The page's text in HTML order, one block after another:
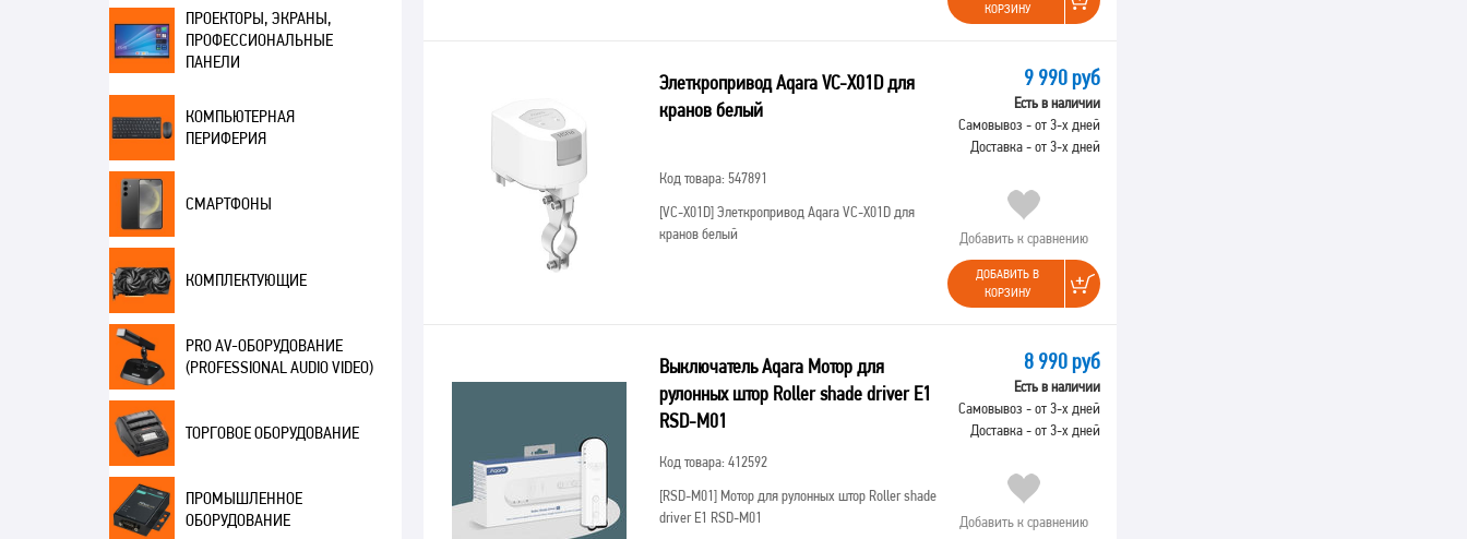
ПРОЕКТОРЫ, ЭКРАНЫ,
ПРОФЕССИОНАЛЬНЫЕ
ПАНЕЛИ
КОМПЬЮТЕРНАЯ
ПЕРИФЕРИЯ
СМАРТФОНЫ
КОМПЛЕКТУЮЩИЕ
PRO AV-ОБОРУДОВАНИЕ
(PROFESSIONAL AUDIO VIDEO)
ТОРГОВОЕ ОБОРУДОВАНИЕ
ПРОМЫШЛЕННОЕ
ОБОРУДОВАНИЕ
КОРЗИНУ
Элеткропривод Aqara VC-X01D для
кранов белый
Код товара: 547891
[VC-X01D]Элеткропривод Aqara VC-X01D для
кранов белый
9 990 руб
Есть в наличии
Самовывоз - от 3-х дней
Доставка - от 3-х дней
Добавить к сравнению
ДОБАВИТЬ В
КОРЗИНУ
Выключатель Aqara Мотор для
рулонных штор Roller shade driver E1
RSD-M01
Код товара: 412592
[RSD-M01]Мотор для рулонных штор Roller shade
driver E1 RSD-M01
8 990 руб
Есть в наличии
Самовывоз - от 3-х дней
Доставка - от 3-х дней
Добавить к сравнению